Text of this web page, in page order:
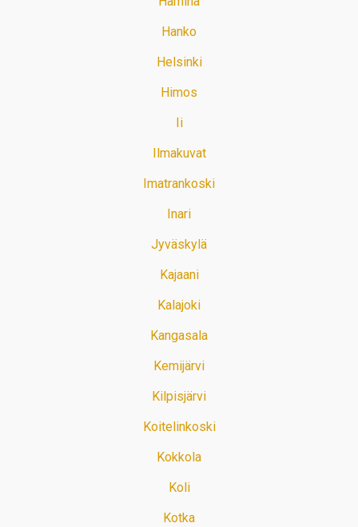
Hanko
Helsinki
Himos
Ii
Ilmakuvat
Imatrankoski
Inari
Jyväskylä
Kajaani
Kalajoki
Kangasala
Kemijärvi
Kilpisjärvi
Koitelinkoski
Kokkola
Koli
Kotka